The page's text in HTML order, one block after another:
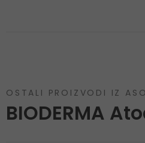
OSTALI PROIZVODI IZ
BIODERMA